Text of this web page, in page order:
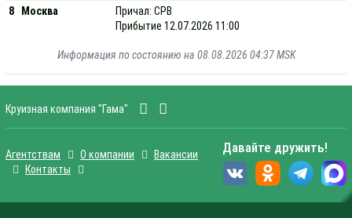
8
Москва
Причал: СРВ
Прибытие 12.07.2026 11:00
Информация по состоянию на 08.08.2026 04:37 MSK
Круизная компания "Гама"
Агентствам О компании
Вакансии
Контакты
Давайте дружить!